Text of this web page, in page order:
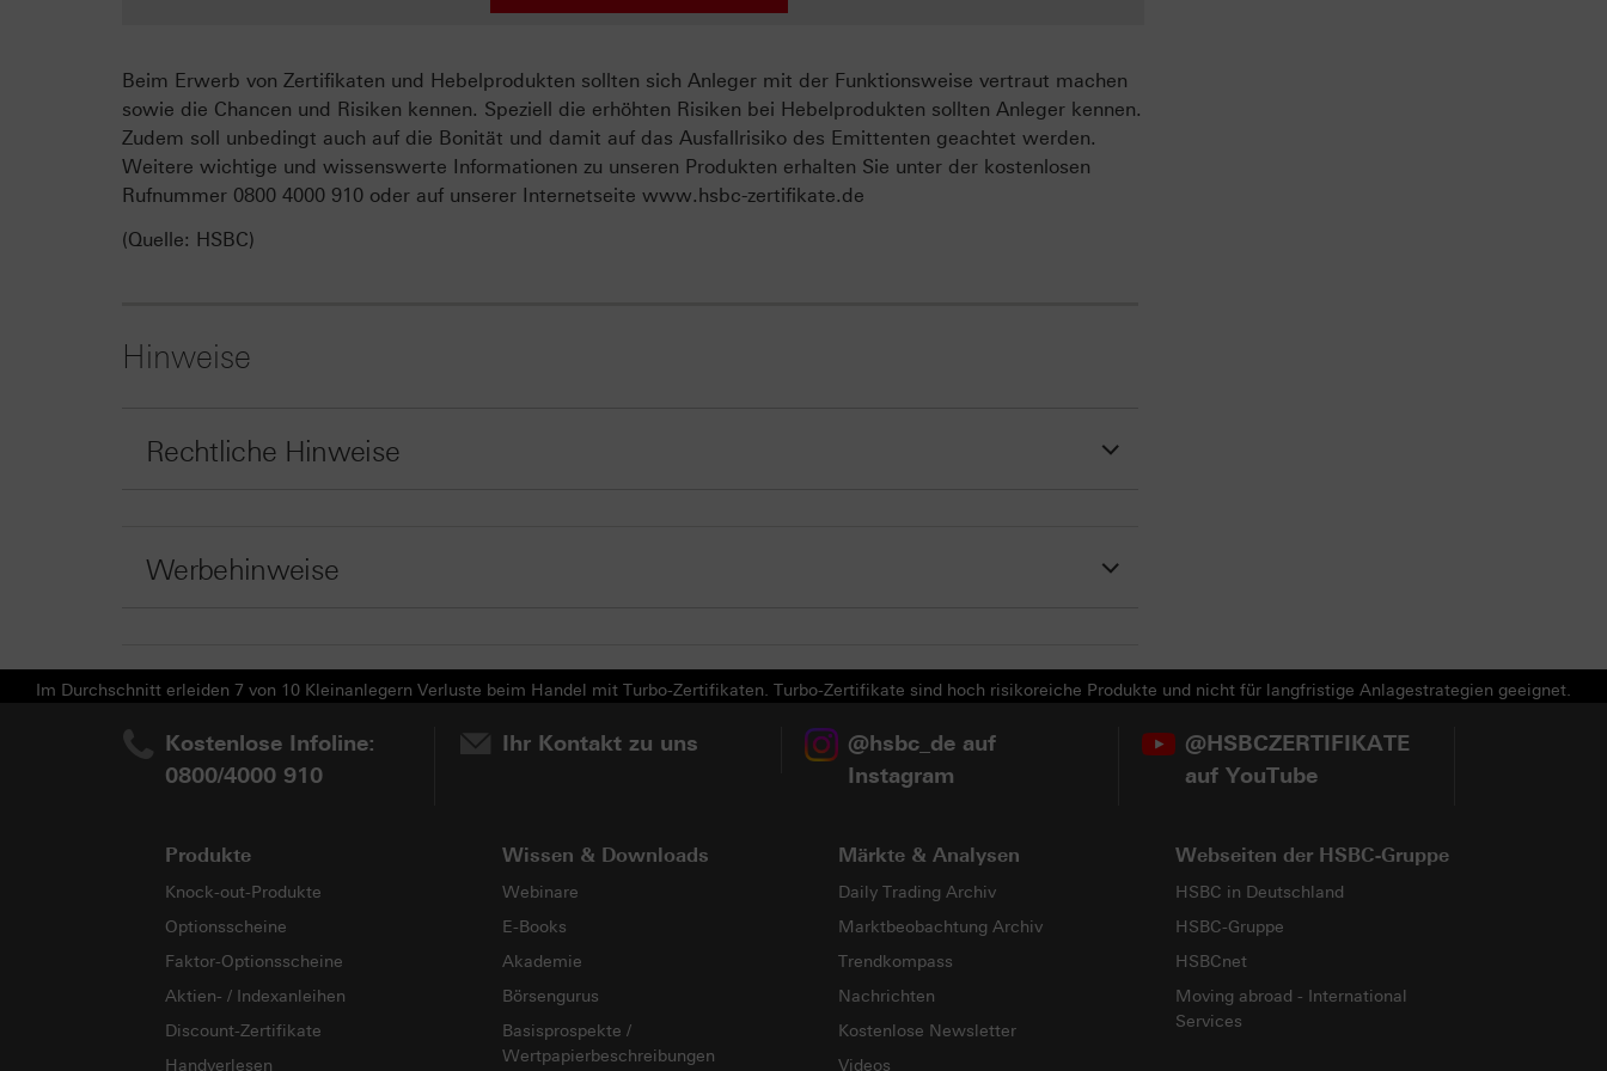
Beim Erwerb von Zertifikaten und Hebelprodukten sollten sich Anleger mit der Funktionsweise vertraut machen
sowie die Chancen und Risiken kennen. Speziell die erhöhten Risiken bei Hebelprodukten sollten Anleger kennen.
Zudem soll unbedingt auch auf die Bonität und damit auf das Ausfallrisiko des Emittenten geachtet werden.
Weitere wichtige und wissenswerte Informationen zu unseren Produkten erhalten Sie unter der kostenlosen
Rufnummer 0800 4000 910 oder auf unserer Internetseite www.hsbc-zertifikate.de
(Quelle: HSBC)
Hinweise
Rechtliche Hinweise
Werbehinweise
Im Durchschnitt erleiden 7 von 10 Kleinanlegern Verluste beim Handel mit Turbo-Zertifikaten. Turbo-Zertifikate sind hoch risikoreiche Produkte und nicht für langfristige Anlagestrategien geeignet.
Kostenlose Infoline:
0800/4000 910
Ihr Kontakt zu uns
@hsbc_de auf
Instagram
@HSBCZERTIFIKATE
auf YouTube
Produkte
Knock-out-Produkte
Optionsscheine
Faktor-Optionsscheine
Aktien- / Indexanleihen
Discount-Zertifikate
Handverlesen
Wissen & Downloads
Webinare
E-Books
Akademie
Börsengurus
Basisprospekte /
Wertpapierbeschreibungen
Märkte & Analysen
Daily Trading Archiv
Marktbeobachtung Archiv
Trendkompass
Nachrichten
Kostenlose Newsletter
Videos
Webseiten der HSBC-Gruppe
HSBC in Deutschland
HSBC-Gruppe
HSBCnet
Moving abroad - International
Services